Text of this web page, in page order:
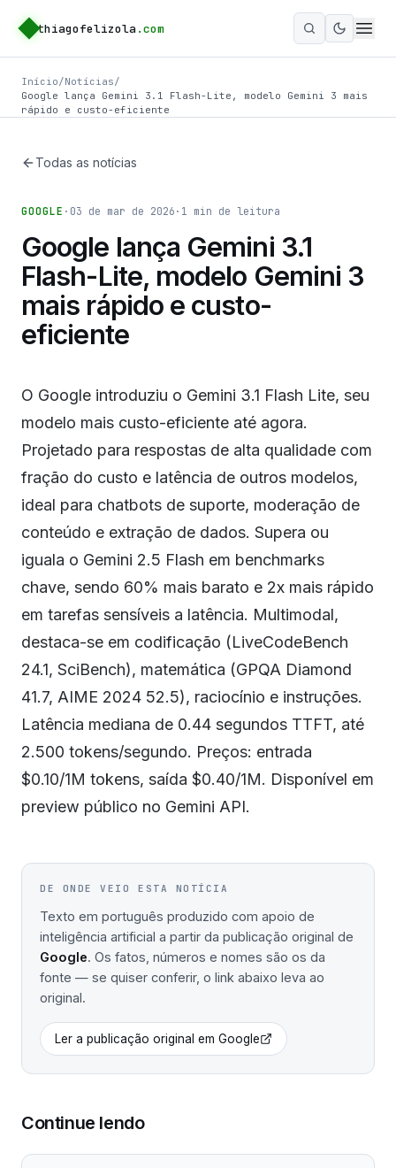
thiagofelizola .com
Ativar
Início/Notícias/
Google lança Gemini 3.1 Flash-Lite, modelo Gemini 3 mais
rápido e custo-eficiente
Todas as notícias
GOOGLE · 03 de mar de 2026 · 1 min de leitura
Google lança Gemini 3.1
Flash-Lite, modelo Gemini 3
mais rápido e custo-
eficiente
O Google introduziu o Gemini 3.1 Flash Lite, seu
modelo mais custo-eficiente até agora.
Projetado para respostas de alta qualidade com
fração do custo e latência de outros modelos,
ideal para chatbots de suporte, moderação de
conteúdo e extração de dados. Supera ou
iguala o Gemini 2.5 Flash em benchmarks
chave, sendo 60% mais barato e 2x mais rápido
em tarefas sensíveis a latência. Multimodal,
destaca-se em codificação (LiveCodeBench
24.1, SciBench), matemática (GPQA Diamond
41.7, AIME 2024 52.5), raciocínio e instruções.
Latência mediana de 0.44 segundos TTFT, até
2.500 tokens/segundo. Preços: entrada
$0.10/1M tokens, saída $0.40/1M. Disponível em
preview público no Gemini API.
DE ONDE VEIO ESTA NOTÍCIA
Texto em português produzido com apoio de
inteligência artificial a partir da publicação original de
Google. Os fatos, números e nomes são os da
fonte — se quiser conferir, o link abaixo leva ao
original.
Ler a publicação original em Google
Continue lendo